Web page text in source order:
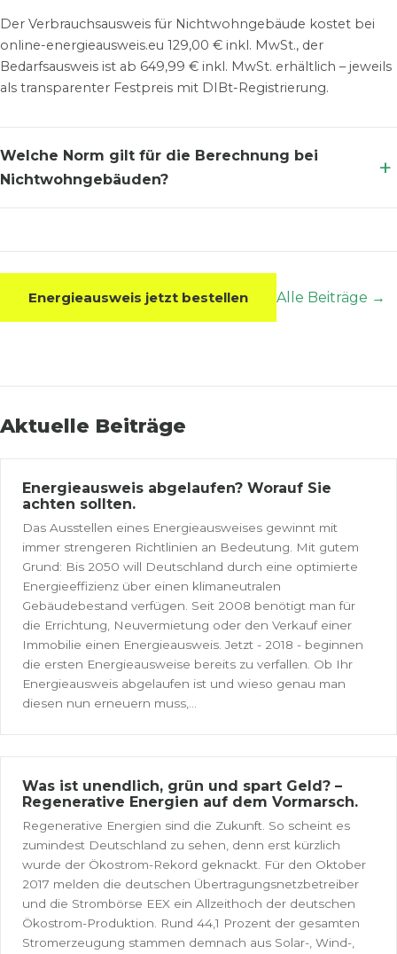
Der Verbrauchsausweis für Nichtwohngebäude kostet bei
online-energieausweis.eu 129,00 € inkl. MwSt., der
Bedarfsausweis ist ab 649,99 € inkl. MwSt. erhältlich – jeweils
als transparenter Festpreis mit DIBt-Registrierung.
Welche Norm gilt für die Berechnung bei
Nichtwohngebäuden?
Energieausweis jetzt bestellen Alle Beiträge →
Aktuelle Beiträge
Energieausweis abgelaufen? Worauf Sie
achten sollten.
Das Ausstellen eines Energieausweises gewinnt mit
immer strengeren Richtlinien an Bedeutung. Mit gutem
Grund: Bis 2050 will Deutschland durch eine optimierte
Energieeffizienz über einen klimaneutralen
Gebäudebestand verfügen. Seit 2008 benötigt man für
die Errichtung, Neuvermietung oder den Verkauf einer
Immobilie einen Energieausweis. Jetzt - 2018 - beginnen
die ersten Energieausweise bereits zu verfallen. Ob Ihr
Energieausweis abgelaufen ist und wieso genau man
diesen nun erneuern muss,...
Was ist unendlich, grün und spart Geld? –
Regenerative Energien auf dem Vormarsch.
Regenerative Energien sind die Zukunft. So scheint es
zumindest Deutschland zu sehen, denn erst kürzlich
wurde der Ökostrom-Rekord geknackt. Für den Oktober
2017 melden die deutschen Übertragungsnetzbetreiber
und die Strombörse EEX ein Allzeithoch der deutschen
Ökostrom-Produktion. Rund 44,1 Prozent der gesamten
Stromerzeugung stammen demnach aus Solar-, Wind-,